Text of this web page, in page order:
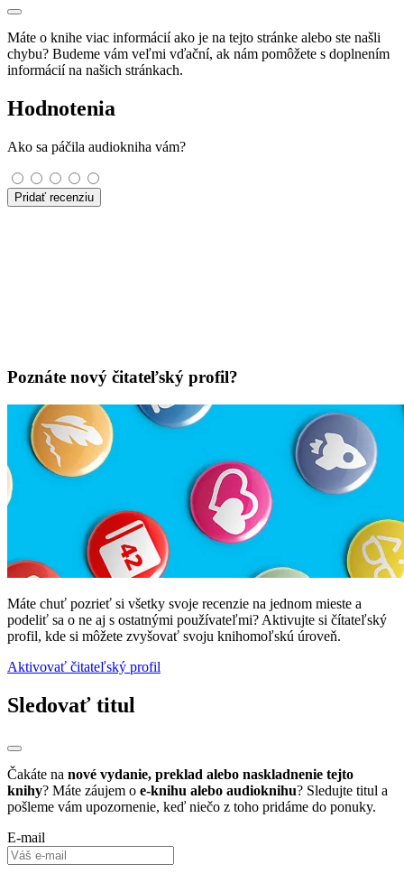
Máte o knihe viac informácií ako je na tejto stránke alebo ste našli
chybu? Budeme vám veľmi vďační, ak nám pomôžete s doplnením
informácií na našich stránkach.
Hodnotenia
Ako sa páčila audiokniha vám?
Pridať recenziu
Poznáte nový čitateľský profil?
Máte chuť pozrieť si všetky svoje recenzie na jednom mieste a
podeliť sa o ne aj s ostatnými používateľmi? Aktivujte si čítateľský
profil, kde si môžete zvyšovať svoju knihomoľskú úroveň.
Aktivovať čitateľský profil
Sledovať titul
Čakáte na nové vydanie, preklad alebo naskladnenie tejto
knihy? Máte záujem o e-knihu alebo audioknihu? Sledujte titul a
pošleme vám upozornenie, keď niečo z toho pridáme do ponuky.
E-mail